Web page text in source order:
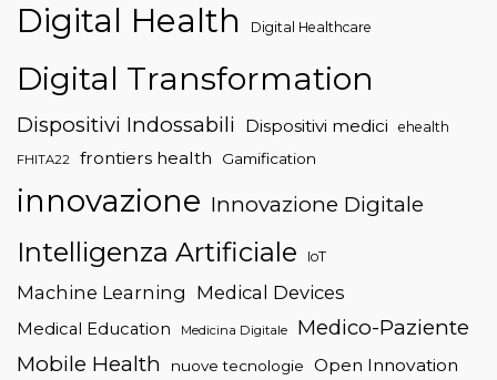
Digital Health Digital Healthcare
Digital Transformation
Dispositivi Indossabili Dispositivi medici ehealth
FHITA22 frontiers health Gamification
innovazione Innovazione Digitale
Intelligenza Artificiale IoT
Machine Learning Medical Devices
Medical Education Medicina Digitale
Medico-Paziente
Mobile Health
nuove tecnologie Open Innovation